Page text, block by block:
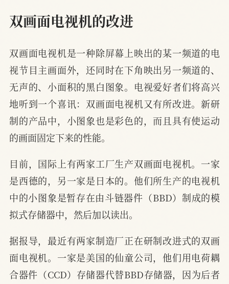
双画面电视机的改进
双画面电视机是一种除屏幕上映出的某一频道的电
视节目主画面外，还同时在下角映出另一频道的、
无声的、小面积的黑白图象。电视爱好者们将高兴
地听到一个喜讯：双画面电视机又有所改进。新研
制的产品中，小图象也是彩色的，而且具有使运动
的画面固定下来的性能。
目前，国际上有两家工厂生产双画面电视机。一家
是西德的，另一家是日本的。他们所生产的电视机
中的小图象是暂存在由斗链器件（BBD）制成的模
拟式存储器中，然后加以读出。
据报导，最近有两家制造厂正在研制改进式的双画
面电视机。一家是美国的仙童公司，他们用电荷耦
合器件（CCD）存储器代替BBD存储器，因为后者